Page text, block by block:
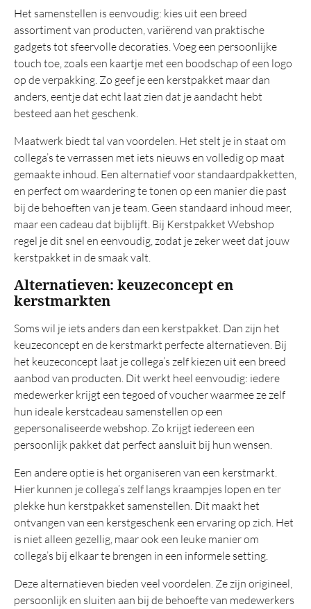
Het samenstellen is eenvoudig: kies uit een breed
assortiment van producten, variërend van praktische
gadgets tot sfeervolle decoraties. Voeg een persoonlijke
touch toe, zoals een kaartje met een boodschap of een logo
op de verpakking. Zo geef je een kerstpakket maar dan
anders, eentje dat echt laat zien dat je aandacht hebt
besteed aan het geschenk.
Maatwerk biedt tal van voordelen. Het stelt je in staat om
collega’s te verrassen met iets nieuws en volledig op maat
gemaakte inhoud. Een alternatief voor standaardpakketten,
en perfect om waardering te tonen op een manier die past
bij de behoeften van je team. Geen standaard inhoud meer,
maar een cadeau dat bijblijft. Bij Kerstpakket Webshop
regel je dit snel en eenvoudig, zodat je zeker weet dat jouw
kerstpakket in de smaak valt.
Alternatieven: keuzeconcept en
kerstmarkten
Soms wil je iets anders dan een kerstpakket. Dan zijn het
keuzeconcept en de kerstmarkt perfecte alternatieven. Bij
het keuzeconcept laat je collega’s zelf kiezen uit een breed
aanbod van producten. Dit werkt heel eenvoudig: iedere
medewerker krijgt een tegoed of voucher waarmee ze zelf
hun ideale kerstcadeau samenstellen op een
gepersonaliseerde webshop. Zo krijgt iedereen een
persoonlijk pakket dat perfect aansluit bij hun wensen.
Een andere optie is het organiseren van een kerstmarkt.
Hier kunnen je collega’s zelf langs kraampjes lopen en ter
plekke hun kerstpakket samenstellen. Dit maakt het
ontvangen van een kerstgeschenk een ervaring op zich. Het
is niet alleen gezellig, maar ook een leuke manier om
collega’s bij elkaar te brengen in een informele setting.
Deze alternatieven bieden veel voordelen. Ze zijn origineel,
persoonlijk en sluiten aan bij de behoefte van medewerkers